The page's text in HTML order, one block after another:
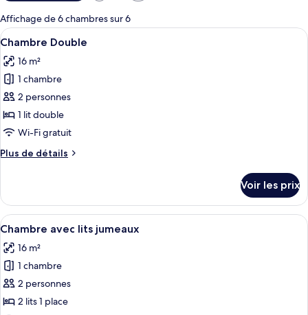
pour
les
chambres
Affichage de 6 chambres sur 6
Afficher
toutes
les
photos
pour
ce
type
chambre :
Chambre Double | Literie
3
Chambre Double
16 m²
1 chambre
2 personnes
1 lit double
Wi-Fi gratuit
Plus de détails
Plus
le
type
de
Chambre
Double
Voir les prix
Afficher
toutes
les
photos
pour
ce
Chambre avec lits jumeaux | Literie
4
Chambre avec lits jumeaux
16 m²
1 chambre
2 personnes
2 lits 1 place